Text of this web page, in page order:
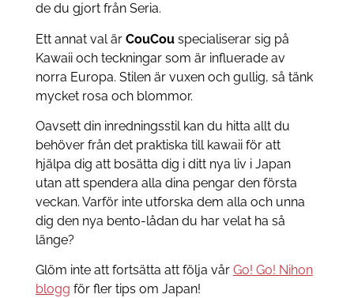
de du gjort från Seria.
Ett annat val är CouCou specialiserar sig på
Kawaii och teckningar som är influerade av
norra Europa. Stilen är vuxen och gullig, så tänk
mycket rosa och blommor.
Oavsett din inredningsstil kan du hitta allt du
behöver från det praktiska till kawaii för att
hjälpa dig att bosätta dig i ditt nya liv i Japan
utan att spendera alla dina pengar den första
veckan. Varför inte utforska dem alla och unna
dig den nya bento-lådan du har velat ha så
länge?
Glöm inte att fortsätta att följa vår Go! Go! Nihon
blogg för fler tips om Japan!